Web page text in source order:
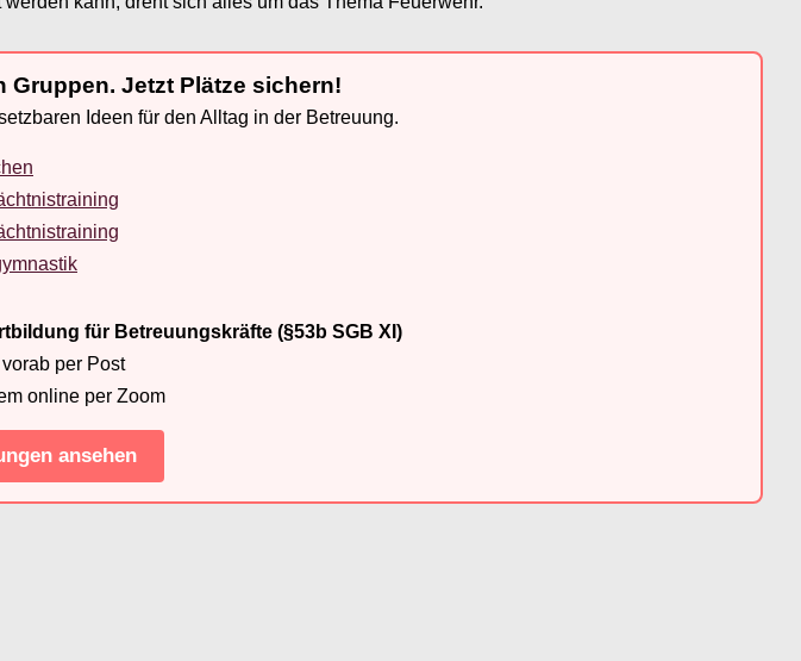
Jetzt Plätze sichern!
Ideen für den Alltag in der Betreuung.
für Betreuungskräfte (§53b SGB XI)
per Post
online per Zoom
ansehen